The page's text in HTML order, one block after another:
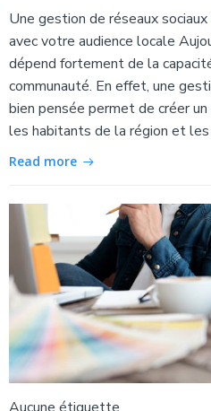
Une gestion de réseaux
avec votre audience locale
dépend fortement de la
communauté. En effet, une
bien pensée permet de créer
les habitants de la région et
Read more